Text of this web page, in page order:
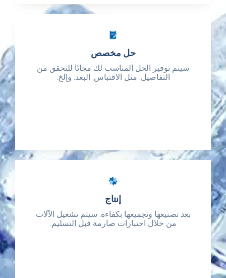
حل مخصص
سيتم توفير الحل المناسب لك مجانًا للتحقق من
التفاصيل, مثل الاقتباس, البعد, وإلخ.
حل مخصص
سيتم توفير الحل المناسب لك مجانًا للتحقق من
التفاصيل, مثل الاقتباس, البعد, وإلخ.
إنتاج
بعد تصنيعها وتجميعها بكفاءة, سيتم تشغيل الآلات
من خلال اختبارات صارمة قبل التسليم.
إنتاج
بعد تصنيعها وتجميعها بكفاءة, سيتم تشغيل الآلات
من خلال اختبارات صارمة قبل التسليم.